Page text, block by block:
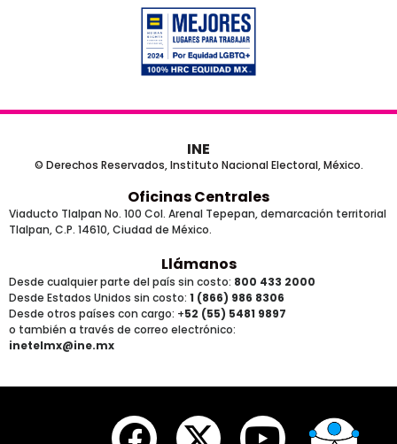
INE
© Derechos Reservados, Instituto Nacional Electoral, México.
Oficinas Centrales
Viaducto Tlalpan No. 100 Col. Arenal Tepepan, demarcación territorial
Tlalpan, C.P. 14610, Ciudad de México.
Llámanos
Desde cualquier parte del país sin costo: 800 433 2000
Desde Estados Unidos sin costo: 1 (866) 986 8306
Desde otros países con cargo: +52 (55) 5481 9897
o también a través de correo electrónico:
inetelmx@ine.mx